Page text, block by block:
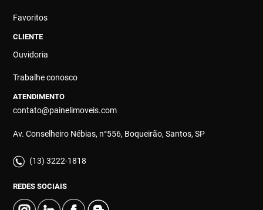
Favoritos
CLIENTE
Ouvidoria
Trabalhe conosco
ATENDIMENTO
contato@painelimoveis.com
Av. Conselheiro Nébias, n°556, Boqueirão, Santos, SP
(13) 3222-1818
REDES SOCIAIS